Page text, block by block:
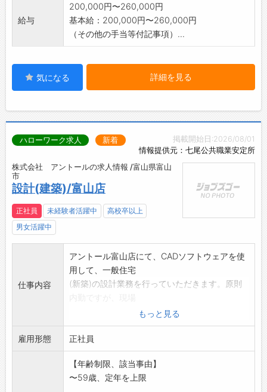
給与
200,000円〜260,000円
基本給：200,000円〜260,000円
（その他の手当等付記事項）...
気になる 詳細を見る
掲載開始日:2026/08/01
情報提供元：七尾公共職業安定所
ハローワーク求人 新着
株式会社 アントールの求人情報 /富山県富山
市
設計(建築)/富山店
正社員 未経験者活躍中
高校卒以上
男女活躍中
仕事内容
アントール富山店にて、CADソフトウェアを使
用して、一般住宅
(新築)の設計業務を行っていただきます。原則
へ行くときは社用車を使用します。
■プランニング作成
■図面作成
■施工現場の確認
■申請書類作成
※ 一級または二級建築士資格必須
もっと見る
雇用形態 正社員
【年齢制限、該当事由】
〜59歳、定年を上限